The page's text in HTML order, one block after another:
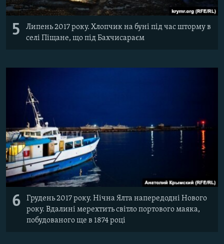
5
Липень 2017 року. Хлопчик на буні під час шторму в
селі Піщане, що під Бахчисараєм
6
Грудень 2017 року. Нічна Ялта напередодні Нового
року. Вдалині мерехтить світло портового маяка,
побудованого ще в 1874 році